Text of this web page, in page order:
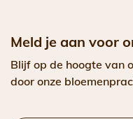
Meld je aan voor
Blijf op de hoogte van
door onze